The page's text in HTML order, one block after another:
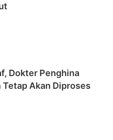
Dokter Penghina
Tetap Akan Diproses